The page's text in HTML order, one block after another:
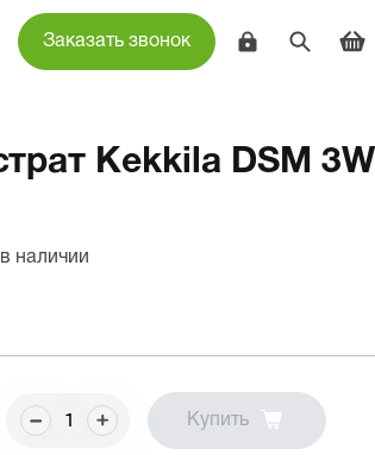
Заказать звонок
Kekkila DSM 3W
наличии
Купить